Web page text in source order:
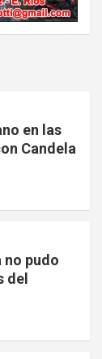
en las
Candela
pudo
del